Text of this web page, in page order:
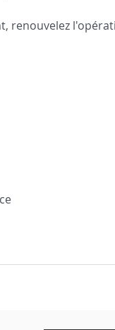
renouvelez